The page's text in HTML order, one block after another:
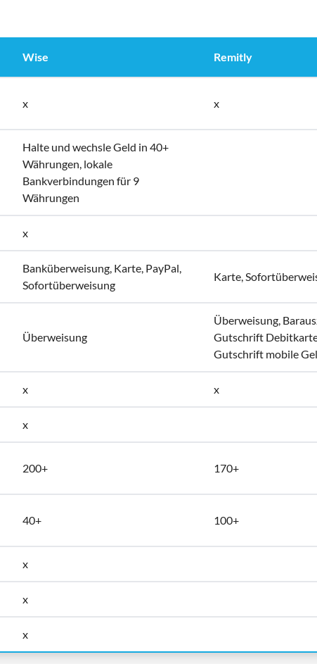
Wise Remitly
x x
Halte und wechsle Geld in 40+
Währungen, lokale
Bankverbindungen für 9
Währungen
x
Banküberweisung, Karte, PayPal,
Sofortüberweisung
Karte,
Überweisung
Überweisung,
Gutschrift
Gutschrift mobile
x x
x
200+ 170+
40+ 100+
x
x
x